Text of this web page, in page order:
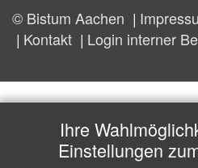
© Bistum Aachen
Kontakt
Login interner
Ihre
Einstellungen